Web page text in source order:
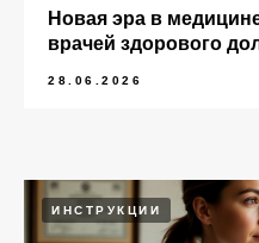
Новая эра в
врачей здорового
28.06.2026
ИНСТРУКЦИИ